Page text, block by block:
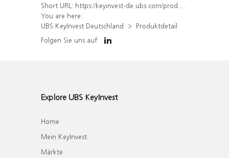
Short URL: https://keyinvest-de.ubs.com/produkt/detail/index/isin/DE000WA5WJE7
You are here:
UBS KeyInvest Deutschland
Produktdetail
Folgen Sie uns auf
Explore UBS KeyInvest
Home
Mein KeyInvest
Märkte